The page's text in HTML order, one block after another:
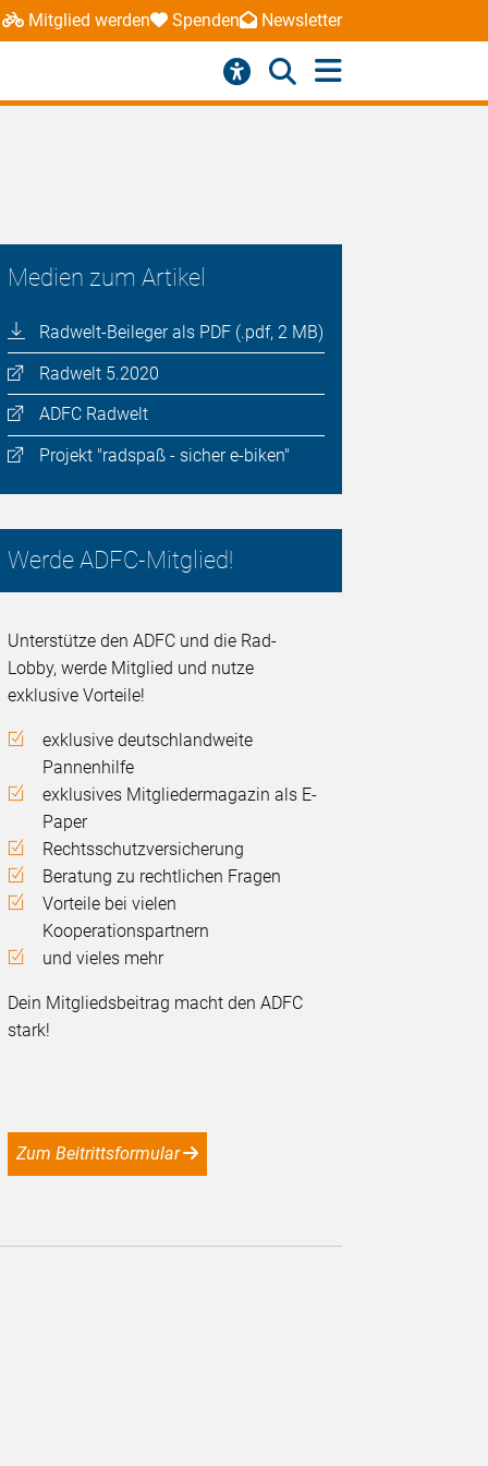
Mitglied werden Spenden Newsletter
Medien zum Artikel
Radwelt-Beileger als PDF (.pdf, 2 MB)
Radwelt 5.2020
ADFC Radwelt
Projekt "radspaß - sicher e-biken"
Werde ADFC-Mitglied!
Unterstütze den ADFC und die Rad-
Lobby, werde Mitglied und nutze
exklusive Vorteile!
exklusive deutschlandweite
Pannenhilfe
exklusives Mitgliedermagazin als E-
Paper
Rechtsschutzversicherung
Beratung zu rechtlichen Fragen
Vorteile bei vielen
Kooperationspartnern
und vieles mehr
Dein Mitgliedsbeitrag macht den ADFC
stark!
Zum Beitrittsformular